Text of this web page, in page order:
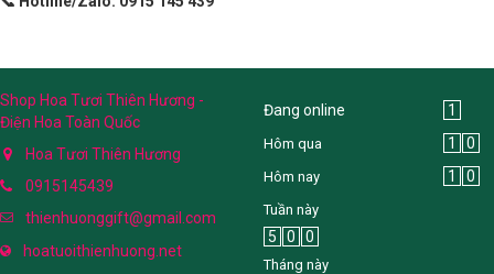
Shop Hoa Tươi Thiên Hương -
Điện Hoa Toàn Quốc
Hoa Tươi Thiên Hương
0915145439
thienhuonggift@gmail.com
hoatuoithienhuong.net
Đang online 1
Hôm qua 1 0
Hôm nay 1 0
Tuần này
5 0 0
Tháng này